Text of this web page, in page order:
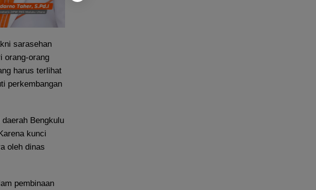
sarasehan
orang-orang
harus terlihat
perkembangan
Bengkulu
kunci
oleh dinas
pembinaan